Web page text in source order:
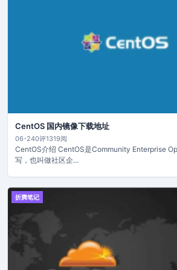
CentOS 国内镜像下载地址
06-240评1319阅
CentOS介绍 CentOS是Community Enterprise
写，也叫做社区企...
折腾笔记